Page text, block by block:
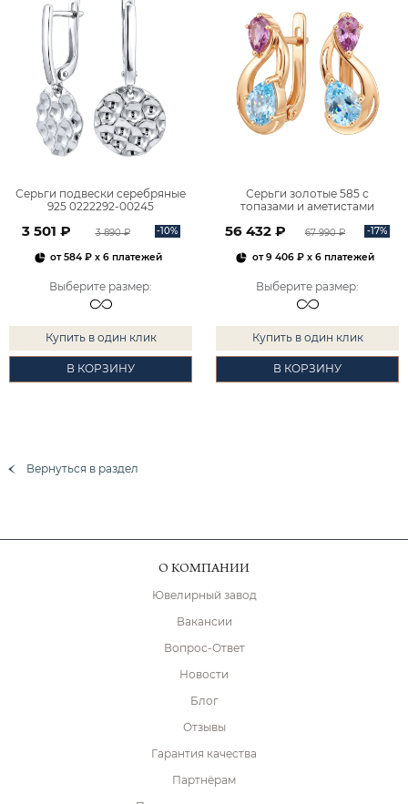
Серьги подвески серебряные
925 0222292-00245
3 501 ₽ 3 890 ₽ -10%
от584 ₽ x 6 платежей
Выберите размер:
Купить в один клик
В КОРЗИНУ
Серьги золотые 585 с
топазами и аметистами
56 432 ₽ 67 990 ₽ -17%
от9 406 ₽x 6 платежей
Выберите размер:
Купить в один клик
В КОРЗИНУ
Вернуться в раздел
О КОМПАНИИ
Ювелирный завод
Вакансии
Вопрос-Ответ
Новости
Блог
Отзывы
Гарантия качества
Партнёрам